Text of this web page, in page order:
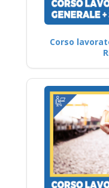
Corso